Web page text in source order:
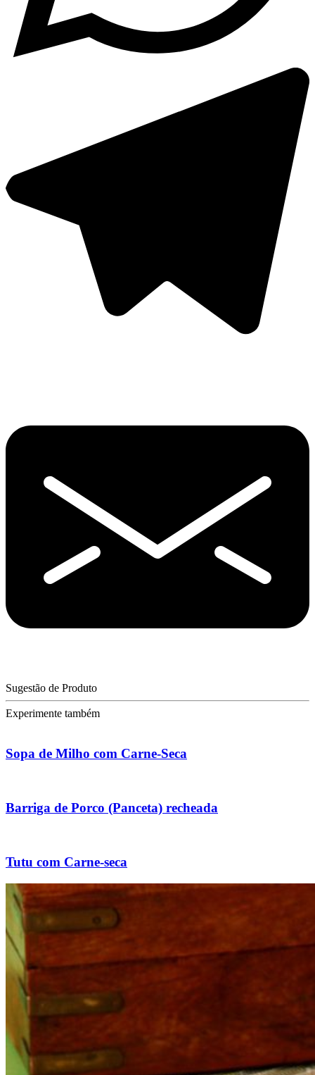
Sugestão de Produto
Experimente também
Sopa de Milho com Carne-Seca
Barriga de Porco (Panceta) recheada
Tutu com Carne-seca